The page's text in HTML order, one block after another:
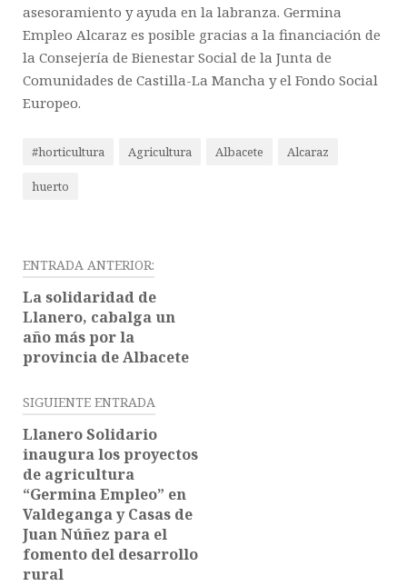
asesoramiento y ayuda en la labranza. Germina
Empleo Alcaraz es posible gracias a la financiación de
la Consejería de Bienestar Social de la Junta de
Comunidades de Castilla-La Mancha y el Fondo Social
Europeo.
#horticultura Agricultura Albacete Alcaraz
huerto
ENTRADA ANTERIOR:
La solidaridad de
Llanero, cabalga un
año más por la
provincia de Albacete
SIGUIENTE ENTRADA
Llanero Solidario
inaugura los proyectos
de agricultura
“Germina Empleo” en
Valdeganga y Casas de
Juan Núñez para el
fomento del desarrollo
rural